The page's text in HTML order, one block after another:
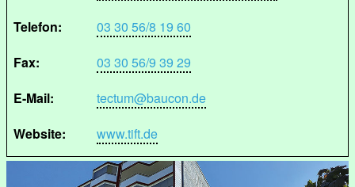
Telefon:
03 30 56/8 19 60
Fax:
03 30 56/9 39 29
E-Mail:
tectum@baucon.de
Website:
www.tift.de